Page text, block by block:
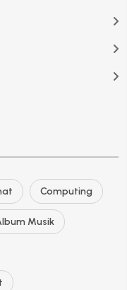
Computing
Musik